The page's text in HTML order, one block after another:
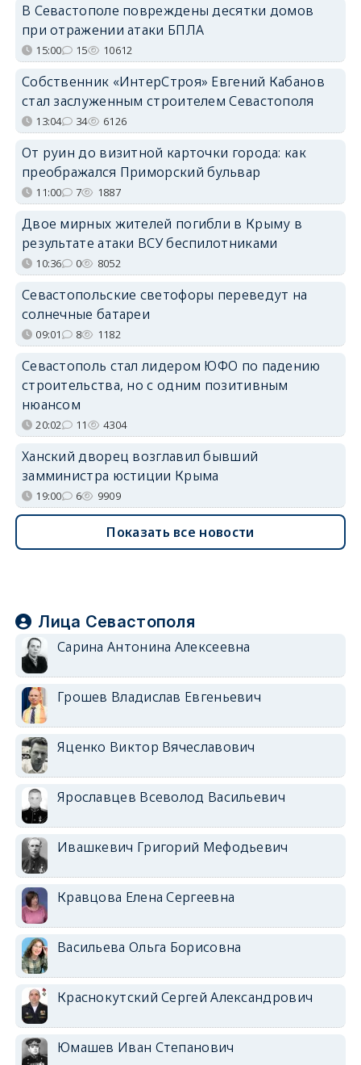
В Севастополе повреждены десятки домов
при отражении атаки БПЛА
15:00 15 10612
Собственник «ИнтерСтроя» Евгений Кабанов
стал заслуженным строителем Севастополя
13:04 34 6126
От руин до визитной карточки города: как
преображался Приморский бульвар
11:00 7 1887
Двое мирных жителей погибли в Крыму в
результате атаки ВСУ беспилотниками
10:36 0 8052
Севастопольские светофоры переведут на
солнечные батареи
09:01 8 1182
Севастополь стал лидером ЮФО по падению
строительства, но с одним позитивным
нюансом
20:02 11 4304
Ханский дворец возглавил бывший
замминистра юстиции Крыма
19:00 6 9909
Показать все новости
Лица Севастополя
Сарина Антонина Алексеевна
Грошев Владислав Евгеньевич
Яценко Виктор Вячеславович
Ярославцев Всеволод Васильевич
Ивашкевич Григорий Мефодьевич
Кравцова Елена Сергеевна
Васильева Ольга Борисовна
Краснокутский Сергей Александрович
Юмашев Иван Степанович